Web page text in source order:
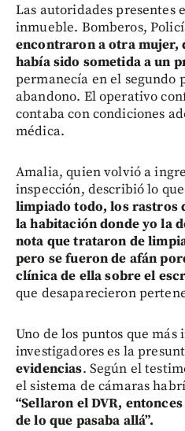
Las autoridades presentes
inmueble. Bomberos,
encontraron a otra mujer,
había sido sometida a un
permanecía en el segundo
abandono. El operativo
contaba con condiciones
médica.
Amalia, quien volvió a
inspección, describió lo
limpiado todo, los rastros
la habitación donde yo la
nota que trataron de
pero se fueron de afán
clínica de ella sobre el
que desaparecieron
Uno de los puntos que más
investigadores es la
evidencias. Según el
el sistema de cámaras
“Sellaron el DVR,
de lo que pasaba allá”.